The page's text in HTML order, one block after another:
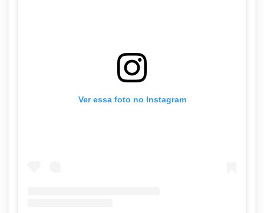
Ver essa foto no Instagram